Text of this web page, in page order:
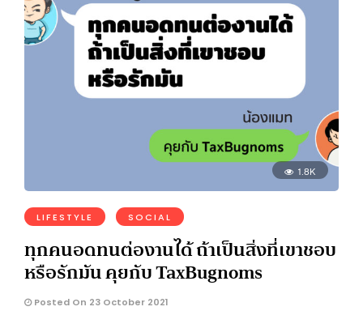
1.8K
LIFESTYLE SOCIAL
ทุกคนอดทนต่องานได้ ถ้าเป็นสิ่งที่เขาชอบ
หรือรักมัน คุยกับ TaxBugnoms
Posted On 23 October 2021